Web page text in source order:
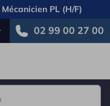
Mécanicien PL (H/F)
02 99 00 27 00